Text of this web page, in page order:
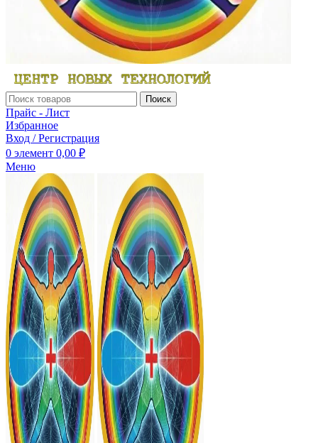
Поиск
Прайс - Лист
Избранное
Вход / Регистрация
0 элемент 0,00 ₽
Меню